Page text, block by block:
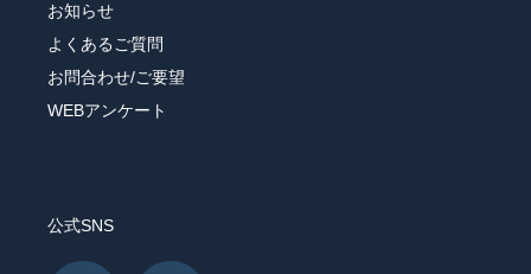
お知らせ
よくあるご質問
お問合わせ/ご要望
WEBアンケート
公式SNS